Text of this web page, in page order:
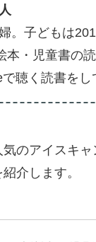
。子どもは
本・児童書の
聴く読書をし
のアイスキ
介します。